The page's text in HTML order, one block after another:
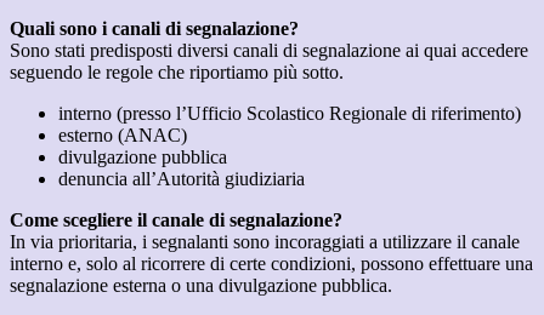
Quali sono i canali di segnalazione?
Sono stati predisposti diversi canali di segnalazione ai quai accedere
seguendo le regole che riportiamo più sotto.
interno (presso l’Ufficio Scolastico Regionale di riferimento)
esterno (ANAC)
divulgazione pubblica
denuncia all’Autorità giudiziaria
Come scegliere il canale di segnalazione?
In via prioritaria, i segnalanti sono incoraggiati a utilizzare il canale
interno e, solo al ricorrere di certe condizioni, possono effettuare una
segnalazione esterna o una divulgazione pubblica.